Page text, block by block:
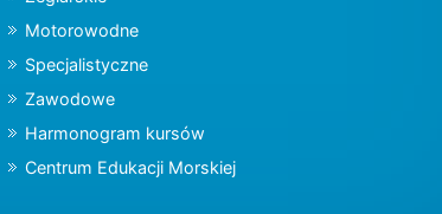
Motorowodne
Specjalistyczne
Zawodowe
Harmonogram kursów
Centrum Edukacji Morskiej